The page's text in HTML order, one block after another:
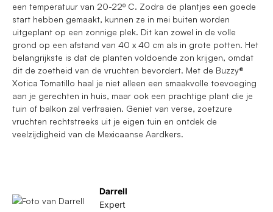
een temperatuur van 20-22º C. Zodra de plantjes een goede
start hebben gemaakt, kunnen ze in mei buiten worden
uitgeplant op een zonnige plek. Dit kan zowel in de volle
grond op een afstand van 40 x 40 cm als in grote potten. Het
belangrijkste is dat de planten voldoende zon krijgen, omdat
dit de zoetheid van de vruchten bevordert. Met de Buzzy®
Xotica Tomatillo haal je niet alleen een smaakvolle toevoeging
aan je gerechten in huis, maar ook een prachtige plant die je
tuin of balkon zal verfraaien. Geniet van verse, zoetzure
vruchten rechtstreeks uit je eigen tuin en ontdek de
veelzijdigheid van de Mexicaanse Aardkers.
Darrell
Expert